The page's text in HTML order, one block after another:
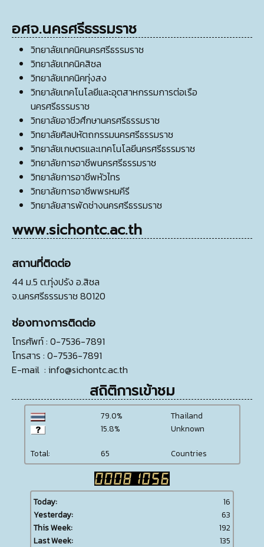
อศจ.นครศรีธรรมราช
วิทยาลัยเทคนิคนครศรีธรรมราช
วิทยาลัยเทคนิคสิชล
วิทยาลัยเทคนิคทุ่งสง
วิทยาลัยเทคโนโลยีและอุตสาหกรรมการต่อเรือ
นครศรีธรรมราช
วิทยาลัยอาชีวศึกษานครศรีธรรมราช
วิทยาลัยศิลปหัตถกรรมนครศรีธรรมราช
วิทยาลัยเกษตรและเทคโนโลยีนครศรีธรรมราช
วิทยาลัยการอาชีพนครศรีธรรมราช
วิทยาลัยการอาชีพหัวไทร
วิทยาลัยการอาชีพพรหมคีรี
วิทยาลัยสารพัดช่างนครศรีธรรมราช
www.sichontc.ac.th
สถานที่ติดต่อ
44 ม.5 ต.ทุ่งปรัง อ.สิชล
จ.นครศรีธรรมราช 80120
ช่องทางการติดต่อ
โทรศัพท์: 0-7536-7891
โทรสาร : 0-7536-7891
E-mail : info@sichontc.ac.th
สถิติการเข้าชม
79.0%
Thailand
15.8%
Unknown
Total: 65 Countries
Today:
16
Yesterday:
63
This Week:
192
Last Week:
135